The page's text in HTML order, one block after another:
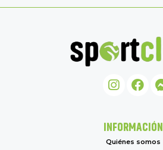
INFORMACIÓN
Quiénes somos